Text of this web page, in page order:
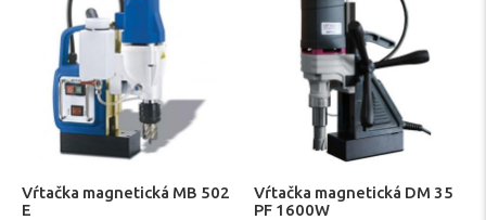
Vŕtačka magnetická MB 502
E
Vŕtačka magnetická DM 35
PF 1600W